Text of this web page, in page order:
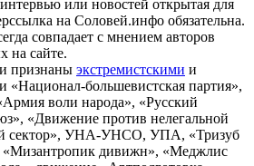
или новостей открытая для
на Соловей.инфо обязательна.
совпадает с мнением авторов
на сайте.
признаны экстремистскими и
«Национал-большевистская партия»,
воли народа», «Русский
«Движение против нелегальной
сектор», УНА-УНСО, УПА, «Тризуб
«Мизантропик дивижн», «Меджлис